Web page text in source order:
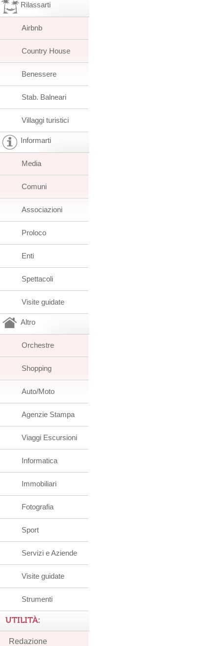
Rilassarti
Airbnb
Country House
Benessere
Stab. Balneari
Villaggi turistici
Informarti
Media
Comuni
Associazioni
Proloco
Enti
Spettacoli
Visite guidate
Altro
Orchestre
Shopping
Auto/Moto
Agenzie Stampa
Viaggi Escursioni
Informatica
Immobiliari
Fotografia
Sport
Servizi e Aziende
Visite guidate
Strumenti
UTILITÀ:
Redazione